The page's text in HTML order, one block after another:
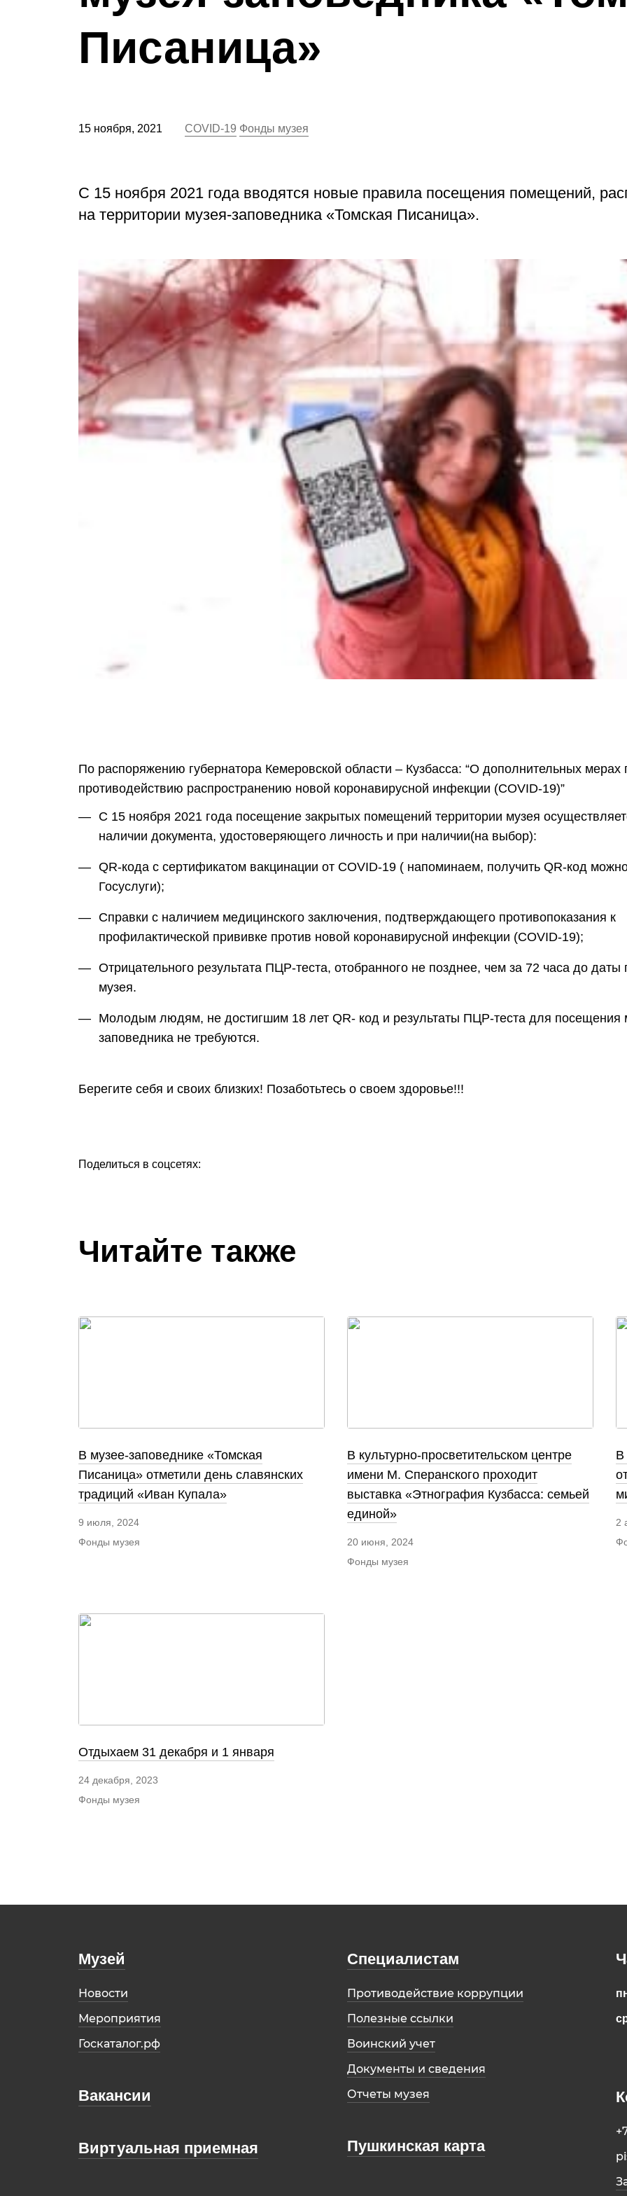
Писаница»
15 ноября, 2021 COVID-19 Фонды музея
С 15 ноября 2021 года вводятся новые правила посещения помещений,
на территории музея-заповедника «Томская Писаница».
По распоряжению губернатора Кемеровской области – Кузбасса: “О дополнительных мерах
противодействию распространению новой коронавирусной инфекции (COVID-19)”
С 15 ноября 2021 года посещение закрытых помещений территории музея
наличии документа, удостоверяющего личность и при наличии(на выбор):
QR-кода с сертификатом вакцинации от COVID-19 ( напоминаем, получить QR-код
Госуслуги);
Справки с наличием медицинского заключения, подтверждающего противопоказания к
профилактической прививке против новой коронавирусной инфекции (COVID-19);
Отрицательного результата ПЦР-теста, отобранного не позднее, чем за 72 часа до
музея.
Молодым людям, не достигшим 18 лет QR- код и результаты ПЦР-теста для посещения
заповедника не требуются.
Берегите себя и своих близких! Позаботьтесь о своем здоровье!!!
Поделиться в соцсетях:
Читайте также
В музее-заповеднике «Томская
Писаница» отметили день славянских
традиций «Иван Купала»
9 июля, 2024
Фонды музея
В культурно-просветительском центре
имени М. Сперанского проходит
выставка «Этнография Кузбасса: семьей
единой»
20 июня, 2024
Фонды музея
В
2
Отдыхаем 31 декабря и 1 января
24 декабря, 2023
Фонды музея
Музей
Новости
Мероприятия
Госкаталог.рф
Вакансии
Виртуальная приемная
Специалистам
Противодействие коррупции
Полезные ссылки
Воинский учет
Документы и сведения
Отчеты музея
Пушкинская карта